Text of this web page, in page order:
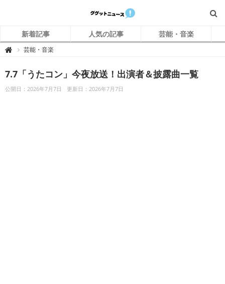
新着記事 人気の記事 芸能・音楽
 グ
ニ
ュ
ー
ス
芸能・音楽
7.7「うたコン」今夜放送！出演者＆披露曲一覧
公開日：2026年7月7日 更新日：2026年7月7日